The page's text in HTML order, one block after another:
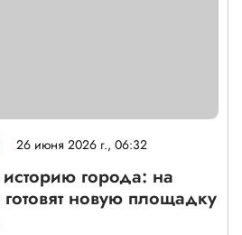
26 июня 2026 г., 06:32
города: на
новую площадку